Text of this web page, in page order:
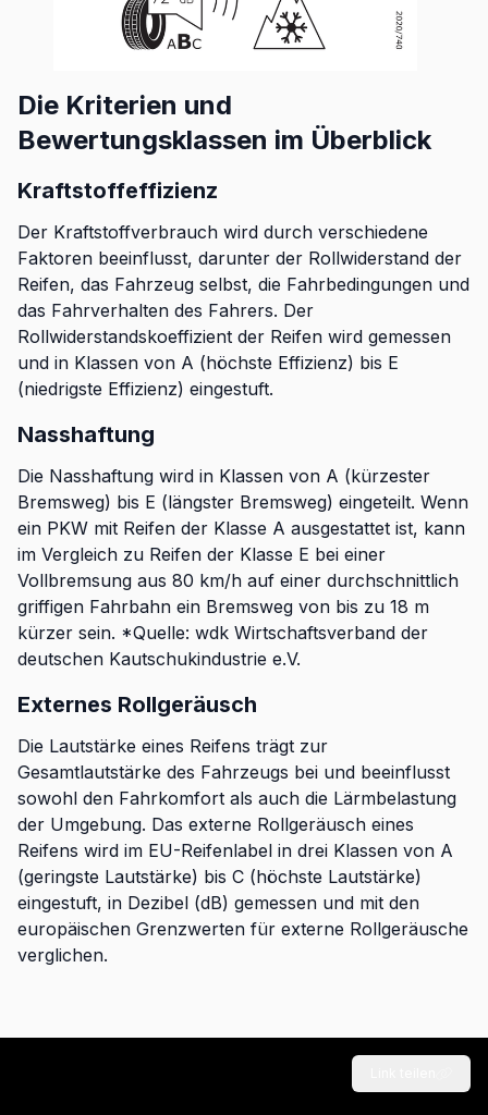
Die Kriterien und
Bewertungsklassen im Überblick
Kraftstoffeffizienz
Der Kraftstoffverbrauch wird durch verschiedene
Faktoren beeinflusst, darunter der Rollwiderstand der
Reifen, das Fahrzeug selbst, die Fahrbedingungen und
das Fahrverhalten des Fahrers. Der
Rollwiderstandskoeffizient der Reifen wird gemessen
und in Klassen von A (höchste Effizienz) bis E
(niedrigste Effizienz) eingestuft.
Nasshaftung
Die Nasshaftung wird in Klassen von A (kürzester
Bremsweg) bis E (längster Bremsweg) eingeteilt. Wenn
ein PKW mit Reifen der Klasse A ausgestattet ist, kann
im Vergleich zu Reifen der Klasse E bei einer
Vollbremsung aus 80 km/h auf einer durchschnittlich
griffigen Fahrbahn ein Bremsweg von bis zu 18 m
kürzer sein. *Quelle: wdk Wirtschaftsverband der
deutschen Kautschukindustrie e.V.
Externes Rollgeräusch
Die Lautstärke eines Reifens trägt zur
Gesamtlautstärke des Fahrzeugs bei und beeinflusst
sowohl den Fahrkomfort als auch die Lärmbelastung
der Umgebung. Das externe Rollgeräusch eines
Reifens wird im EU-Reifenlabel in drei Klassen von A
(geringste Lautstärke) bis C (höchste Lautstärke)
eingestuft, in Dezibel (dB) gemessen und mit den
europäischen Grenzwerten für externe Rollgeräusche
verglichen.